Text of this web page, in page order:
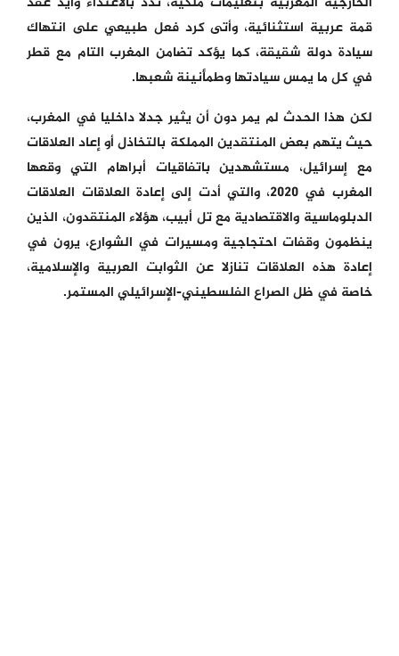
قمة عربية استثنائية، وأتى كرد فعل طبيعي على انتهاك
سيادة دولة شقيقة، كما يؤكد تضامن المغرب التام مع قطر
في كل ما يمس سيادتها وطمأنينة شعبها.
لكن هذا الحدث لم يمر دون أن يثير جدلا داخليا في المغرب،
حيث يتهم بعض المنتقدين المملكة بالتخاذل أو إعاد العلاقات
مع إسرائيل، مستشهدين باتفاقيات أبراهام التي وقعها
المغرب في 2020، والتي أدت إلى إعادة العلاقات العلاقات
الدبلوماسية والاقتصادية مع تل أبيب، هؤلاء المنتقدون، الذين
ينظمون وقفات احتجاجية ومسيرات في الشوارع، يرون في
إعادة هذه العلاقات تنازلا عن الثوابت العربية والإسلامية،
خاصة في ظل الصراع الفلسطيني-الإسرائيلي المستمر.